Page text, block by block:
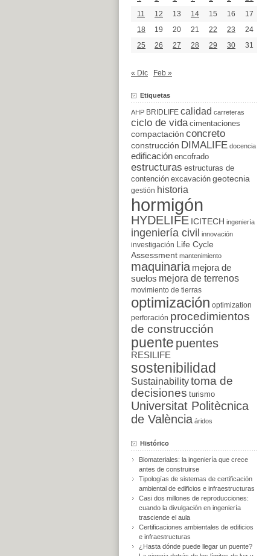
11
12 13 14 15 16
17
18
19 20 21 22 23
24
25
26 27 28 29 30 31
« Dic Feb »
Etiquetas
AHP BRIDLIFE calidad carreteras
ciclo de vida cimentaciones
compactación concreto
construcción DIMALIFE docencia
edificación encofrado
estructuras estructuras de
contención excavación geotecnia
gestión historia
hormigón
HYDELIFE ICITECH ingeniería
ingeniería civil innovación
investigación
Life Cycle
Assessment mantenimiento
maquinaria mejora de
suelos mejora de terrenos
movimiento de tierras
optimización optimization
perforación procedimientos
de construcción
puente puentes
RESILIFE
sostenibilidad
Sustainabilitytoma de
decisiones turismo
Universitat Politècnica
de València áridos
Histórico
Biomateriales: la ingeniería que crece
antes de construirse
Tipologías de sistemas de certificación
ambiental de edificios e infraestructuras
Casi dos millones de reproducciones:
cuando la divulgación en ingeniería
trasciende el aula
Certificaciones ambientales de edificios
e infraestructuras
¿Hasta dónde puede llegar un puente?